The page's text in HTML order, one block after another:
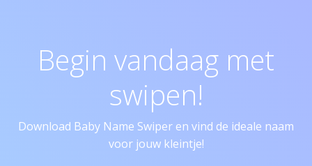
Begin vandaag met
swipen!
Download Baby Name Swiper en vind de ideale naam
voor jouw kleintje!